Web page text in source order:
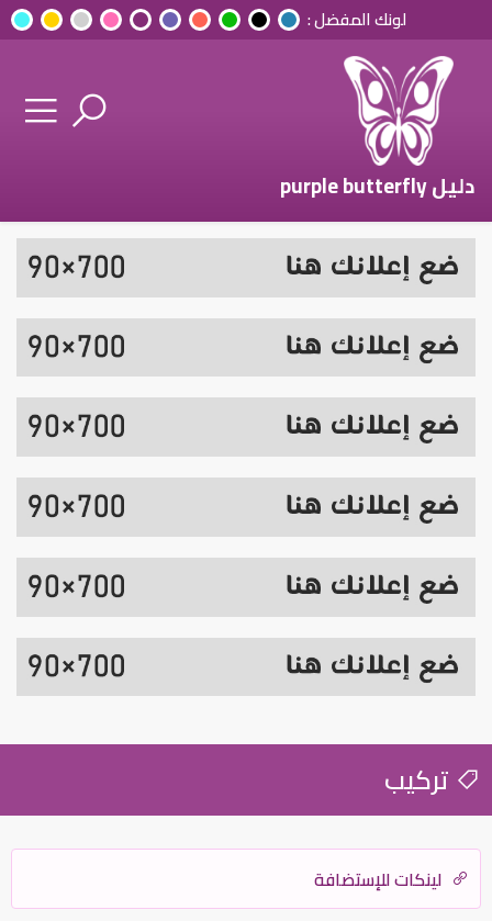
لونك المفضل :
دليل purple butterfly
تركيب
لينكات للإستضافة